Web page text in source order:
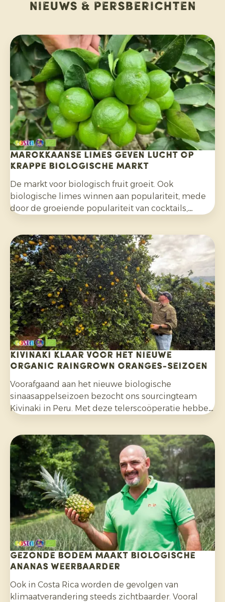
Nieuws & persberichten
Marokkaanse limes geven lucht op
krappe biologische markt
De markt voor biologisch fruit groeit. Ook
biologische limes winnen aan populariteit, mede
door de groeiende populariteit van cocktails,
bredere gebruik in salades, curries en andere
gerechten. Daarnaast kiezen consumenten
bewuster voor citrusfruit dat zonder synthetische
pesticiden is geteeld en na de oogst niet met
fungiciden is behandeld.
Kivinaki klaar voor het nieuwe
Organic Raingrown Oranges-seizoen
Voorafgaand aan het nieuwe biologische
sinaasappelseizoen bezocht ons sourcingteam
Kivinaki in Peru. Met deze telerscoöperatie hebben
exportprogramma opgebouwd. Tijdens het bezoek
bereidden we samen de komende maanden voor.
Gezonde bodem maakt biologische
ananas weerbaarder
Ook in Costa Rica worden de gevolgen van
klimaatverandering steeds zichtbaarder. Vooral